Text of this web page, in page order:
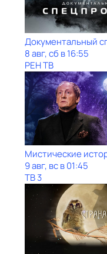
Документальный
8 авг, сб в 16:55
РЕН ТВ
Мистические
9 авг, вс в 01:45
ТВ 3